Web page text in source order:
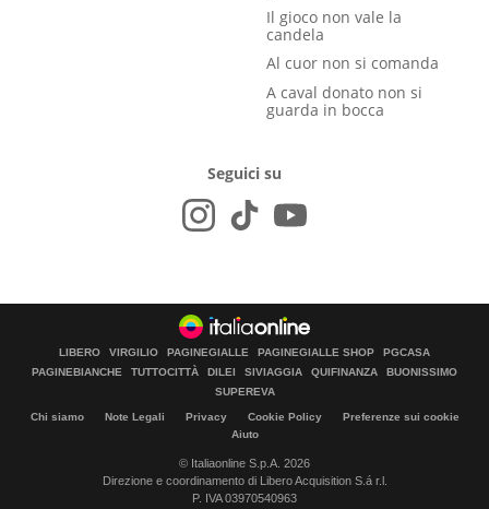
Il gioco non vale la
candela
Al cuor non si comanda
A caval donato non si
guarda in bocca
Seguici su
LIBERO VIRGILIO PAGINEGIALLE PAGINEGIALLE SHOP
PGCASA
PAGINEBIANCHE
TUTTOCITTÀ DILEI SIVIAGGIA QUIFINANZA
BUONISSIMO
SUPEREVA
Chi siamo Note Legali Privacy Cookie Policy
Preferenze sui cookie
Aiuto
© Italiaonline S.p.A. 2026
Direzione e coordinamento di Libero Acquisition S.á r.l.
P. IVA 03970540963